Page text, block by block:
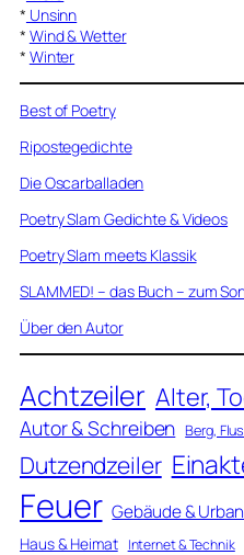
* Unsinn
* Wind & Wetter
* Winter
Best of Poetry
Ripostegedichte
Die Oscarballaden
Poetry Slam Gedichte & Videos
Poetry Slam meets Klassik
SLAMMED! – das Buch – zum
Über den Autor
Achtzeiler Alter,
Autor & Schreiben Berg,
Dutzendzeiler
Feuer Gebäude &
Haus & Heimat Internet & Technik